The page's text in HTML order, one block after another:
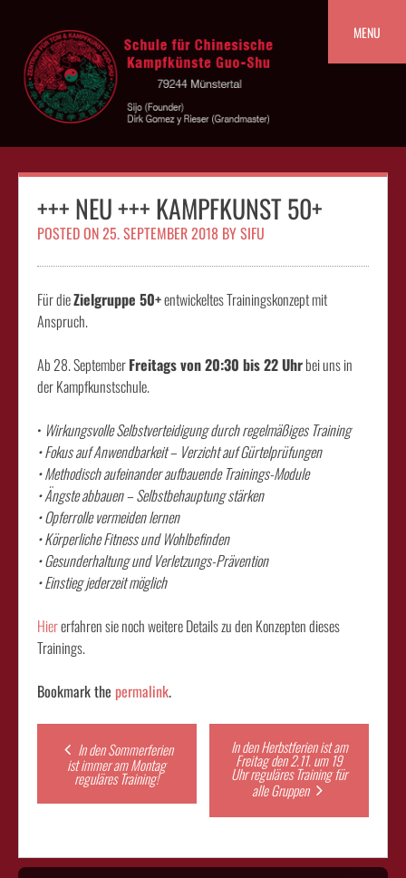
content
MENU
+++ NEU +++ KAMPFKUNST 50+
POSTED ON25. SEPTEMBER 2018 BYSIFU
Für dieZielgruppe 50+entwickeltes Trainingskonzept mit
Anspruch.
Ab 28. SeptemberFreitags von 20:30 bis 22 Uhrbei uns in
der Kampfkunstschule.
• Wirkungsvolle Selbstverteidigung durch regelmäßiges Training
• Fokus auf Anwendbarkeit – Verzicht auf Gürtelprüfungen
• Methodisch aufeinander aufbauende Trainings-Module
• Ängste abbauen – Selbstbehauptung stärken
• Opferrolle vermeiden lernen
• Körperliche Fitness und Wohlbefinden
• Gesunderhaltung und Verletzungs-Prävention
• Einstieg jederzeit möglich
Hiererfahren sie noch weitere Details zu den Konzepten dieses
Trainings.
Bookmark the permalink.
Post
navigation
In den Sommerferien
ist immer am Montag
reguläres Training!
In den Herbstferien ist am
Freitag den 2.11. um 19
Uhr reguläres Training für
alle Gruppen